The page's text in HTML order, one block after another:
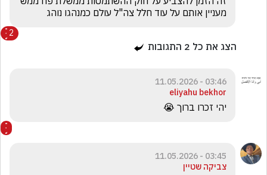
מעניין אותם על עוד חלל צה"ל עולם כמנהגו נוהג
2
הצג את כל 2 התגובות
03:46 - 11.05.2026
eliyahu bekhor
יהי זכרו ברוך 😭
03:45 - 11.05.2026
צביקה שטיין